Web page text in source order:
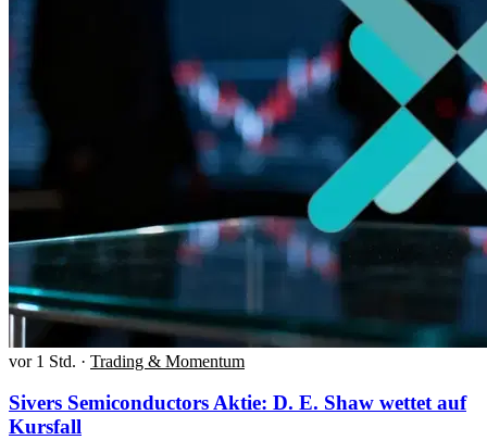
vor 1 Std. · Trading & Momentum
Sivers Semiconductors Aktie: D. E. Shaw wettet auf
Kursfall